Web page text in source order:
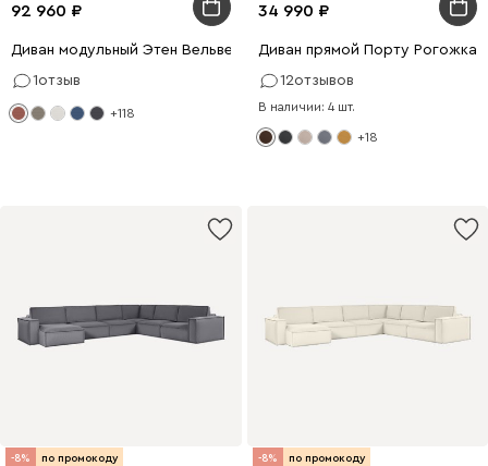
92 960
Диван модульный Этен Вельвет Терракотовый
1отзыв
+118
34 990
Диван прямой Порту Рогожка
12отзывов
В наличии: 4 шт.
+18
-8% по промокоду -8% по промокоду